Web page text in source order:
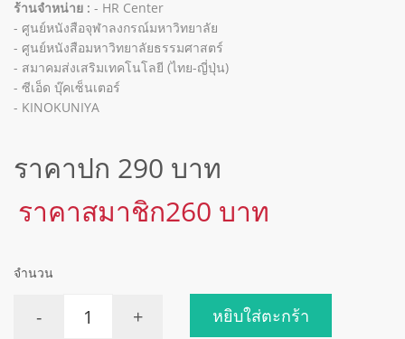
ร้านจำหน่าย : - HR Center
- ศูนย์หนังสือจุฬาลงกรณ์มหาวิทยาลัย
- ศูนย์หนังสือมหาวิทยาลัยธรรมศาสตร์
- สมาคมส่งเสริมเทคโนโลยี (ไทย-ญี่ปุ่น)
- ซีเอ็ด บุ๊คเซ็นเตอร์
- KINOKUNIYA
ราคาปก 290 บาท
ราคาสมาชิก260 บาท
จำนวน
- + หยิบใส่ตะกร้า